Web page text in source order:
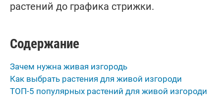
растений до графика стрижки.
Содержание
Зачем нужна живая изгородь
Как выбрать растения для живой изгороди
ТОП-5 популярных растений для живой изгороди